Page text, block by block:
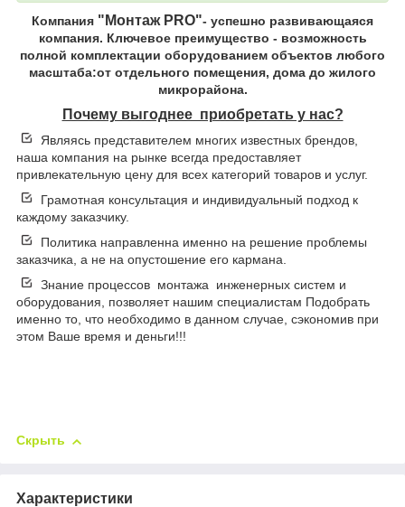
Компания "Монтаж PRO"- успешно развивающаяся
компания. Ключевое преимущество - возможность
полной комплектации оборудованием объектов любого
масштаба:от отдельного помещения, дома до жилого
микрорайона.
Почему выгоднее приобретать у нас?
Являясь представителем многих известных брендов,
наша компания на рынке всегда предоставляет
привлекательную цену для всех категорий товаров и услуг.
Грамотная консультация и индивидуальный подход к
каждому заказчику.
Политика направленна именно на решение проблемы
заказчика, а не на опустошение его кармана.
Знание процессов монтажа инженерных систем и
оборудования, позволяет нашим специалистам Подобрать
именно то, что необходимо в данном случае, сэкономив при
этом Ваше время и деньги!!!
Скрыть
Характеристики